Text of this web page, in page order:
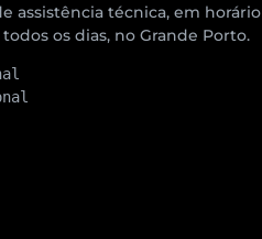
assistência técnica, em horário
os dias, no Grande Porto.